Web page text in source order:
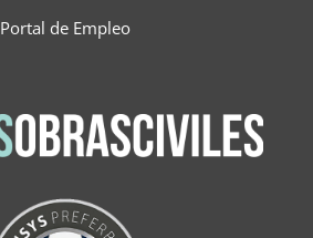
Portal de Empleo